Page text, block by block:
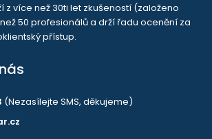
z více než 30ti let zkušeností (založeno
50 profesionálů a drží řadu ocenění za
přístup.
(Nezasílejte SMS, děkujeme)